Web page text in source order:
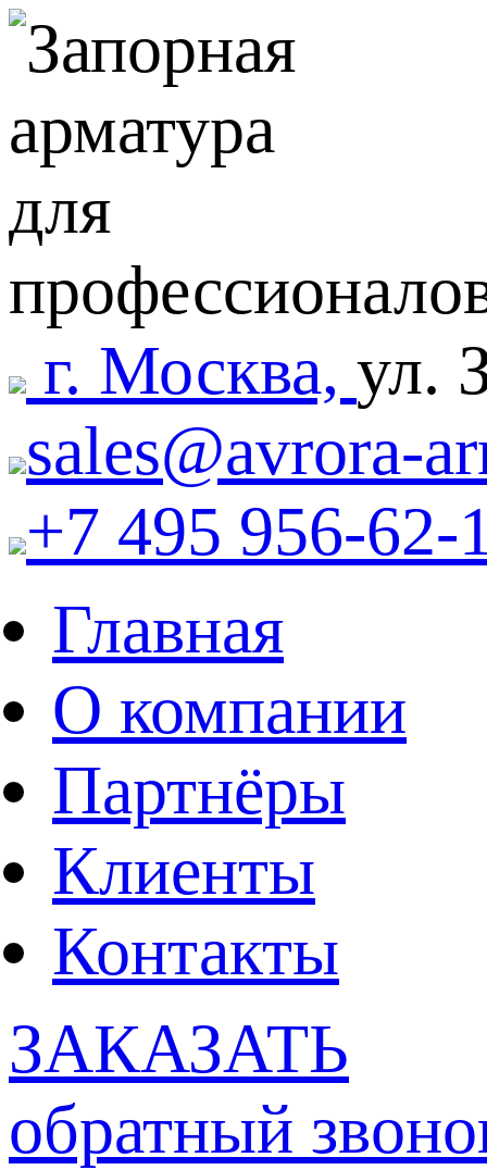
г. Москва, ул.
sales@avrora-
+7 495 956-62-
Главная
О компании
Партнёры
Клиенты
Контакты
ЗАКАЗАТЬ
обратный